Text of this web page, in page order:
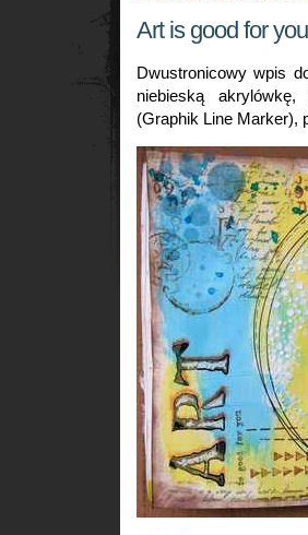
Art is good for you
Dwustronicowy wpis
niebieską akrylówkę,
(Graphik Line Marker),